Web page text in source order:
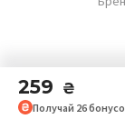
259 ₴
Получай 26